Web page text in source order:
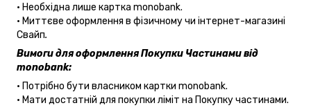
• Необхідна лише картка monobank.
• Миттєве оформлення в фізичному чи інтернет-магазині
Cвайп.
Вимоги для оформлення Покупки Частинами від
monobank:
• Потрібно бути власником картки monobank.
• Мати достатній для покупки ліміт на Покупку частинами.